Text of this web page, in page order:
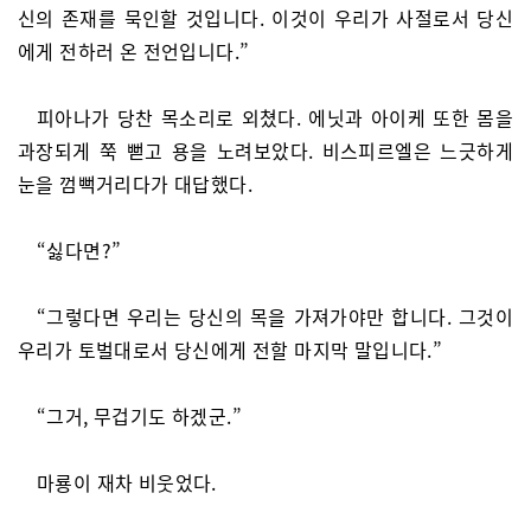
신의 존재를 묵인할 것입니다. 이것이 우리가 사절로서 당신
에게 전하러 온 전언입니다.”
피아나가 당찬 목소리로 외쳤다. 에닛과 아이케 또한 몸을
과장되게 쭉 뻗고 용을 노려보았다. 비스피르엘은 느긋하게
눈을 껌뻑거리다가 대답했다.
“싫다면?”
“그렇다면 우리는 당신의 목을 가져가야만 합니다. 그것이
우리가 토벌대로서 당신에게 전할 마지막 말입니다.”
“그거, 무겁기도 하겠군.”
마룡이 재차 비웃었다.